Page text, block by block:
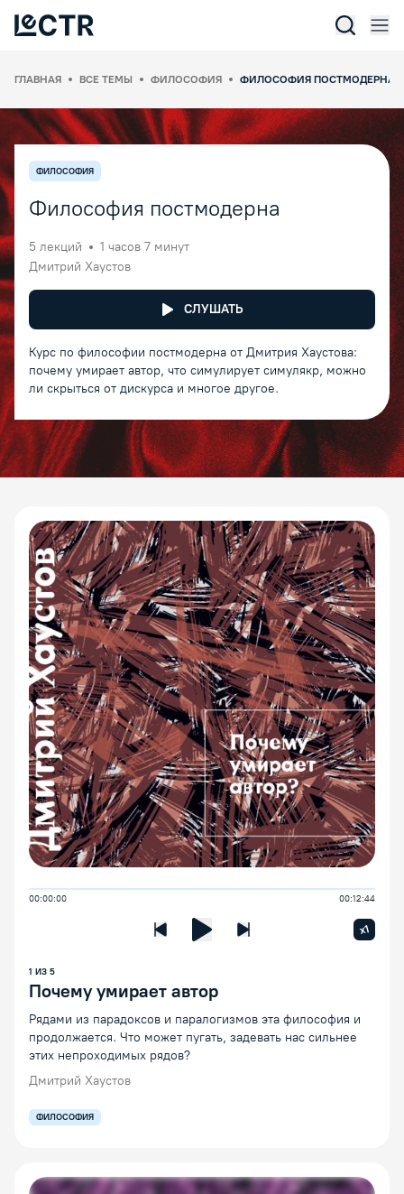
ГЛАВНАЯ ВСЕ ТЕМЫ ФИЛОСОФИЯ ФИЛОСОФИЯ ПОСТМОДЕРНА
ФИЛОСОФИЯ
Философия постмодерна
5 лекций
1 часов 7 минут
Дмитрий Хаустов
СЛУШАТЬ
Курс по философии постмодерна от Дмитрия Хаустова:
почему умирает автор, что симулирует симулякр, можно
ли скрыться от дискурса и многое другое.
00:00:00 00:12:44
Предыдущая лекцияСледующая лекция
x1
1 ИЗ 5
Почему умирает автор
Рядами из парадоксов и паралогизмов эта философия и
продолжается. Что может пугать, задевать нас сильнее
этих непроходимых рядов?
Дмитрий Хаустов
ФИЛОСОФИЯ